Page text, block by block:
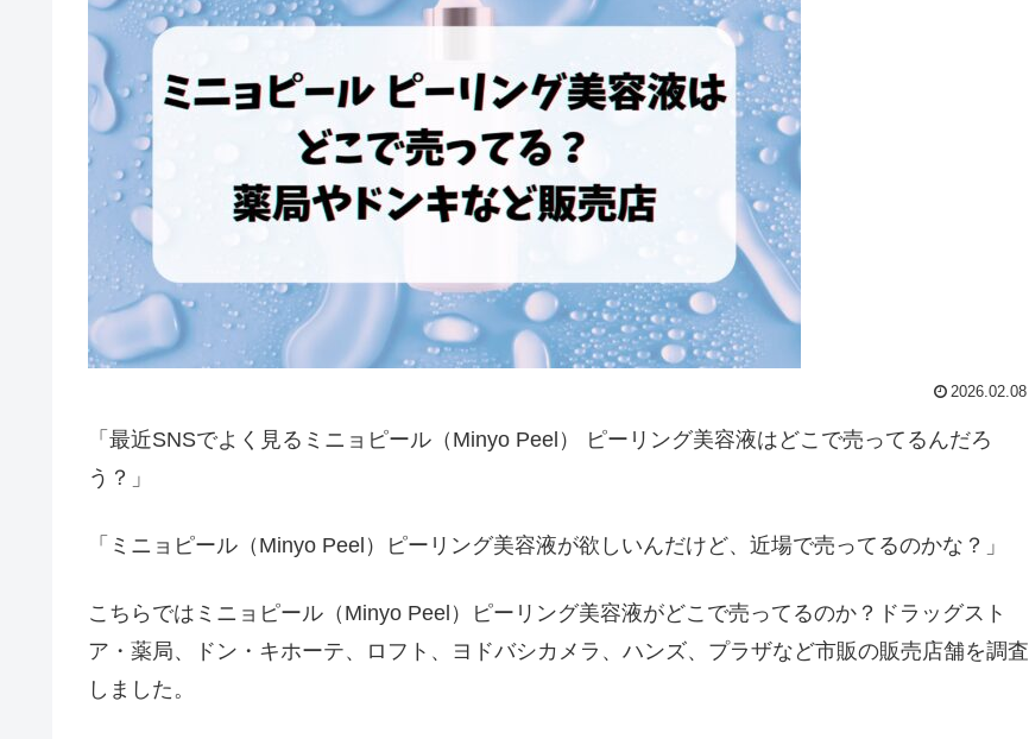
2026.02.08
「最近SNSでよく見るミニョピール（Minyo Peel） ピーリング美容液はどこで売ってるんだろ
う？」
「ミニョピール（Minyo Peel）ピーリング美容液が欲しいんだけど、近場で売ってるのかな？」
こちらではミニョピール（Minyo Peel）ピーリング美容液がどこで売ってるのか？ドラッグスト
ア・薬局、ドン・キホーテ、ロフト、ヨドバシカメラ、ハンズ、プラザなど市販の販売店舗を調査
しました。